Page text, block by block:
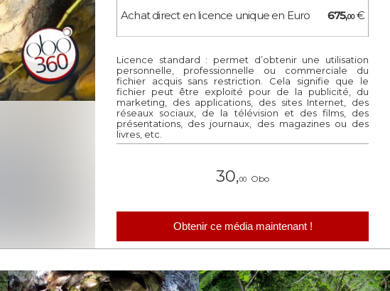
Achat direct en licence unique en Euro 675,00€
Licence standard : permet d’obtenir une utilisation
personnelle, professionnelle ou commerciale du
fichier acquis sans restriction. Cela signifie que le
fichier peut être exploité pour de la publicité, du
marketing, des applications, des sites Internet, des
réseaux sociaux, de la télévision et des films, des
présentations, des journaux, des magazines ou des
livres, etc.
30,00 Obo